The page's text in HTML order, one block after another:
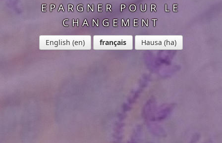
EPARGNER POUR LE
CHANGEMENT
English français Hausa